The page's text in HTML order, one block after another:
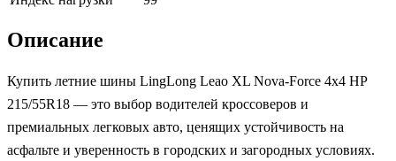
Описание
Купить летние шины LingLong Leao XL Nova-Force 4x4 HP
215/55R18 — это выбор водителей кроссоверов и
премиальных легковых авто, ценящих устойчивость на
асфальте и уверенность в городских и загородных условиях.